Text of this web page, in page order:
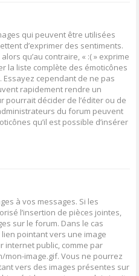
qui peuvent être utilisées
d’exprimer des sentiments.
qu’au contraire, « :( » exprime
la liste complète des émoticônes
cependant de ne pas
rapidement rendre un
pourrait décider de l’éditer ou de
du forum peuvent
qu’il est possible d’insérer
à vos messages. Si les
l’insertion de pièces jointes,
sur le forum. Dans le cas
pointant vers une image
internet public, comme par
image.gif. Vous ne pourrez
vers des images présentes sur